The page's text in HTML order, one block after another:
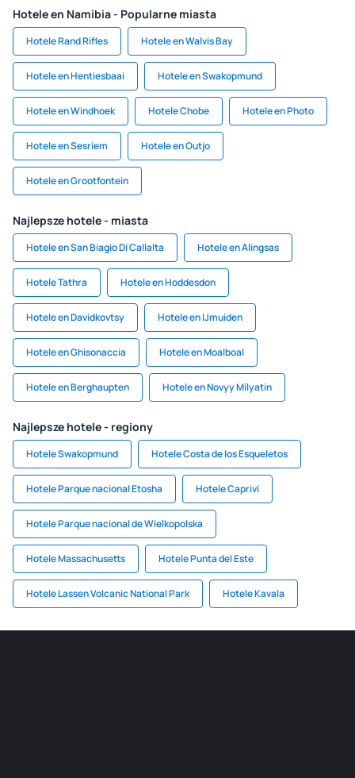
Hotele en Namibia - Popularne miasta
Hotele Rand Rifles Hotele en Walvis Bay
Hotele en Hentiesbaai Hotele en Swakopmund
Hotele en Windhoek Hotele Chobe Hotele en Photo
Hotele en Sesriem Hotele en Outjo
Hotele en Grootfontein
Najlepsze hotele - miasta
Hotele en San Biagio Di Callalta Hotele en Alingsas
Hotele Tathra Hotele en Hoddesdon
Hotele en Davidkovtsy Hotele en IJmuiden
Hotele en Ghisonaccia Hotele en Moalboal
Hotele en Berghaupten Hotele en Novyy Milyatin
Najlepsze hotele - regiony
Hotele Swakopmund Hotele Costa de los Esqueletos
Hotele Parque nacional Etosha Hotele Caprivi
Hotele Parque nacional de Wielkopolska
Hotele Massachusetts Hotele Punta del Este
Hotele Lassen Volcanic National Park Hotele Kavala